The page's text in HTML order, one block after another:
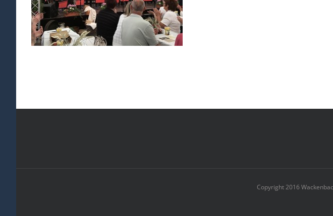
Copyright 2016